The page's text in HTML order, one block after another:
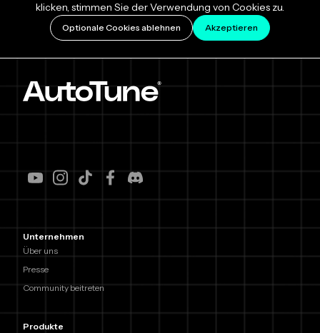
klicken, stimmen Sie der Verwendung von Cookies zu.
Optionale Cookies ablehnen Akzeptieren
Unternehmen
Über uns
Presse
Community beitreten
Produkte